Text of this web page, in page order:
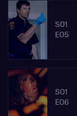
S01
E05
S01
E06